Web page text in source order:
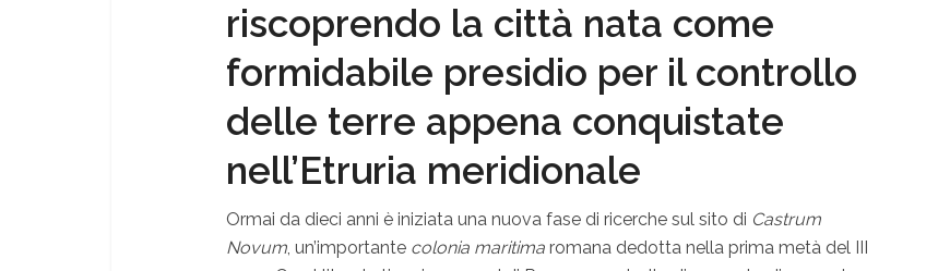
riscoprendo la città nata come
formidabile presidio per il controllo
delle terre appena conquistate
nell’Etruria meridionale
Ormai da dieci anni è iniziata una nuova fase di ricerche sul sito di Castrum
Novum, un’importante colonia maritima romana dedotta nella prima metà del III